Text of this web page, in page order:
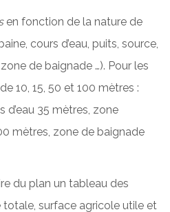
en fonction de la nature de
cours d’eau, puits, source,
de baignade …). Pour les
10, 15, 50 et 100 mètres :
d’eau 35 mètres, zone
mètres, zone de baignade
du plan un tableau des
surface agricole utile et